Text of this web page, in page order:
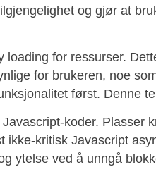
og gjør at
loading for ressurser.
for brukeren, noe
først. Denne
koder. Plasser
ikke-kritisk Javascript
ytelse ved å unngå